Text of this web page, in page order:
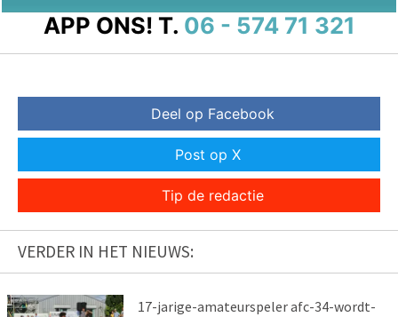
APP ONS! T. 06 - 574 71 321
Deel op Facebook
Post op X
Tip de redactie
VERDER IN HET NIEUWS:
17-jarige-amateurspeler afc-34-wordt-